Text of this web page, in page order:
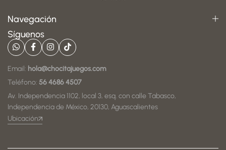
Navegación
Síguenos
Email: hola@chocitajuegos.com
Teléfono: 56 4686 4507
Av. Independencia 1102, local 3, esq. con calle Tabasco,
Independencia de México, 20130, Aguascalientes
Ubicación